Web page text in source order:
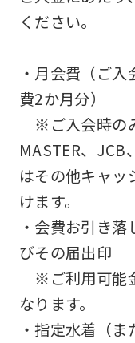
ください。
・月会費（ご
費2か月分）
※ご入会時の
MASTER、JCB
はその他キャッ
けます。
・会費お引き
びその届出印
※ご利用可能
なります。
・指定水着（